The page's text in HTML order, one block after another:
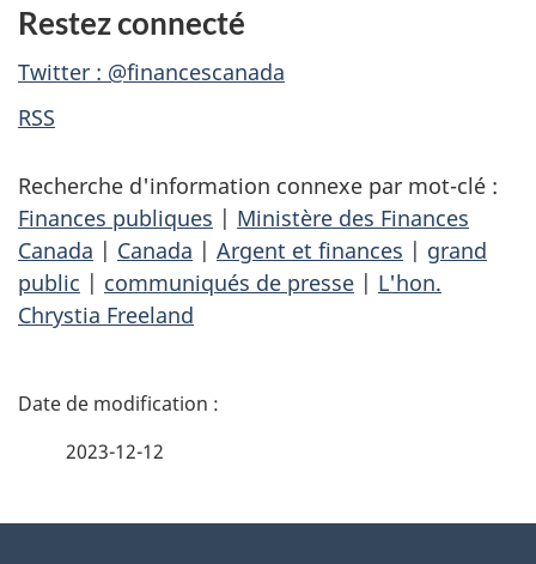
Restez connecté
Twitter : @financescanada
RSS
Recherche d'information connexe par mot-clé :
Finances publiques | Ministère des Finances
Canada | Canada | Argent et finances | grand
public | communiqués de presse | L'hon.
Chrystia Freeland
D
2023-12-12